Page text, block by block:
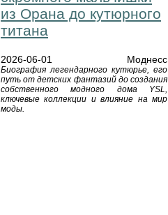
из Орана до кутюрного
титана
2026-06-01 Моднесс
Биография легендарного кутюрье, его
путь от детских фантазий до создания
собственного модного дома YSL,
ключевые коллекции и влияние на мир
моды.